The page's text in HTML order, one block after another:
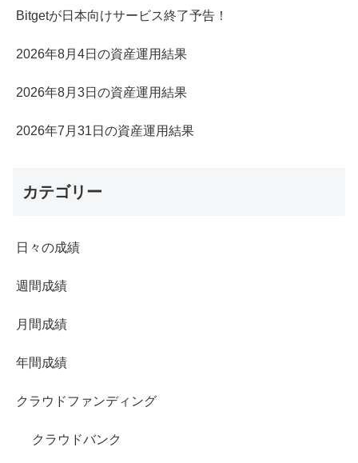
Bitgetが日本向けサービス終了予告！
2026年8月4日の資産運用結果
2026年8月3日の資産運用結果
2026年7月31日の資産運用結果
カテゴリー
日々の成績
週間成績
月間成績
年間成績
クラウドファンディング
クラウドバンク